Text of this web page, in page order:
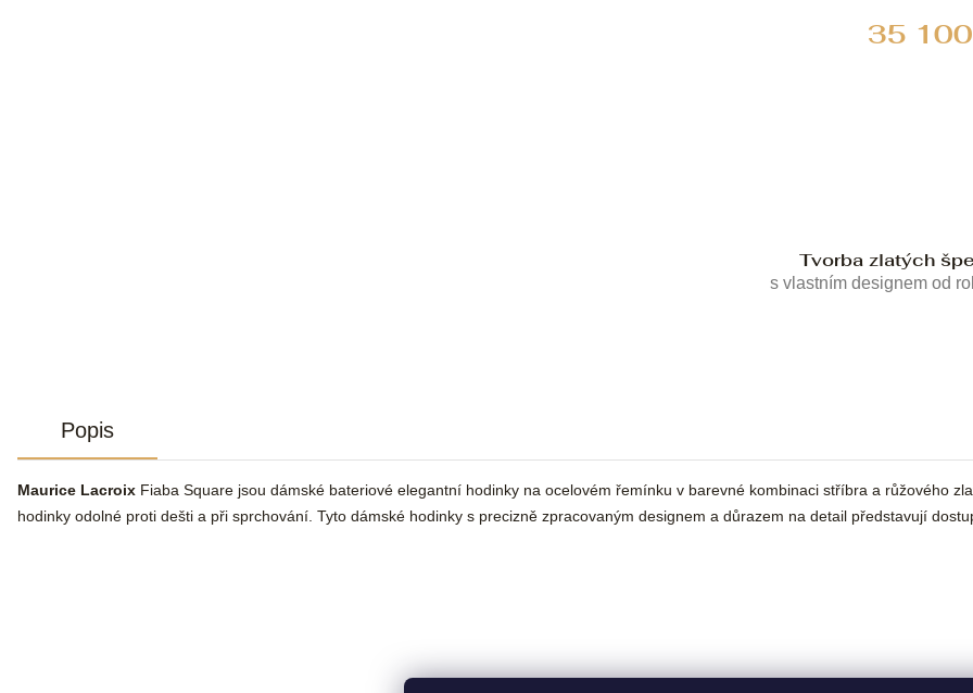
35
Tvorba zlatých
s vlastním designem od
Popis
Maurice Lacroix Fiaba Square jsou dámské bateriové elegantní hodinky na ocelovém řemínku v barevné kombinaci stříbra a růžového
hodinky odolné proti dešti a při sprchování. Tyto dámské hodinky s precizně zpracovaným designem a důrazem na detail představují